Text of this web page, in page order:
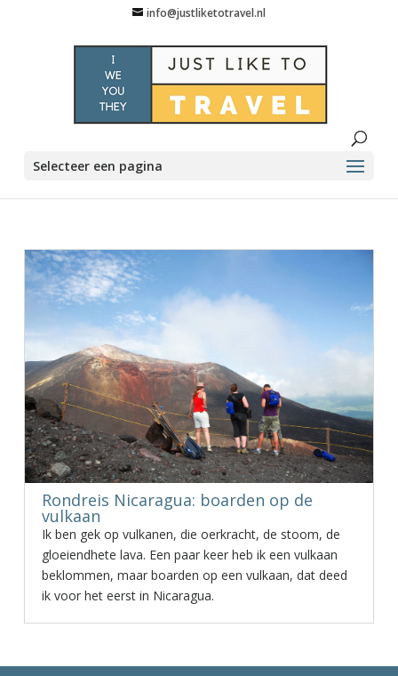
info@justliketotravel.nl
Selecteer een pagina
Rondreis Nicaragua: boarden op de
vulkaan
Ik ben gek op vulkanen, die oerkracht, de stoom, de
gloeiendhete lava. Een paar keer heb ik een vulkaan
beklommen, maar boarden op een vulkaan, dat deed
ik voor het eerst in Nicaragua.